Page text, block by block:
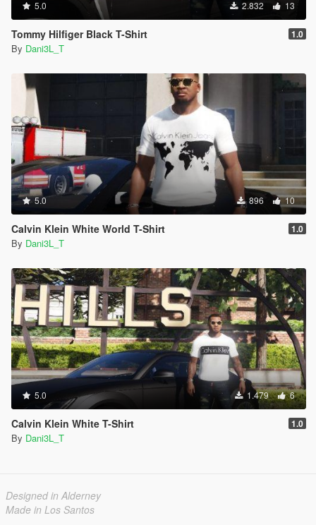
5.0 2.832 13
Tommy Hilfiger Black T-Shirt 1.0
By Dani3L_T
5.0 896 10
Calvin Klein White World T-Shirt 1.0
By Dani3L_T
5.0 1.479 6
Calvin Klein White T-Shirt 1.0
By Dani3L_T
Designed in Alderney
Made in Los Santos